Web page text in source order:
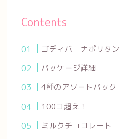
Contents
ゴディバ ナポリタン
パッケージ詳細
4種のアソートパック
100コ超え！
ミルクチョコレート